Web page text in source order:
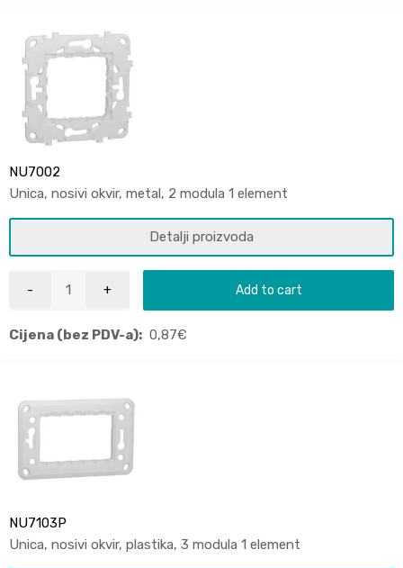
NU7002
Unica, nosivi okvir, metal, 2 modula 1 element
Detalji proizvoda
Add to cart
Cijena (bez PDV-a): 0,87€
NU7103P
Unica, nosivi okvir, plastika, 3 modula 1 element